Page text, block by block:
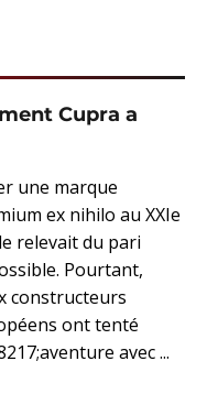
Cupra a
une marque
ex nihilo au XXIe
relevait du pari
Pourtant,
constructeurs
ont tenté
avec ...